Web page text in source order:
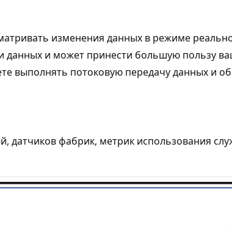
изменения данных в режиме
и может принести большую пользу
выполнять потоковую передачу данных и
датчиков фабрик, метрик использования